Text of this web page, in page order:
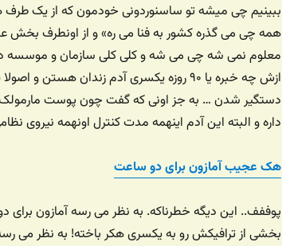
ببینیم چی میشه تو ساسنوردونی خودمون که از یک
همه چی می گذره کشور به فنا می ره» و از اونطرف بخش
معلوم نمی شه چی می شه و کلی کلی سازمان و موسسه
ازش چه خبره یا ۹۰ روزه یکسری آدم زندان
دستگیر شدن … به جز اونی که گفت چون پوست مارمولک
داره و البته این آدم اینهمه مدت کنترل اونهمه نیروی
هک عجیب آمازون برای دو ساعت
پوففف.. این دیگه خطرناکه. به نظر می رسه آمازون
بخشی از ترافیکش رو به یکسری هکر باخته! به نظر می